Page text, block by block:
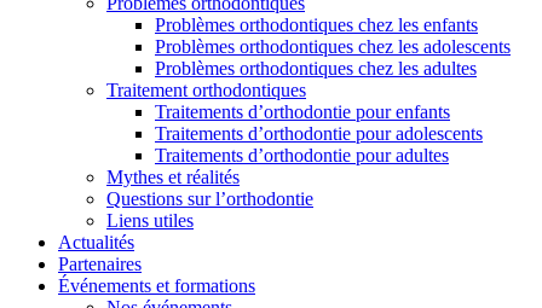
Problèmes orthodontiques chez les enfants
Problèmes orthodontiques chez les adolescents
Problèmes orthodontiques chez les adultes
Traitement orthodontiques
Traitements d’orthodontie pour enfants
Traitements d’orthodontie pour adolescents
Traitements d’orthodontie pour adultes
Mythes et réalités
Questions sur l’orthodontie
Liens utiles
Actualités
Partenaires
Événements et formations